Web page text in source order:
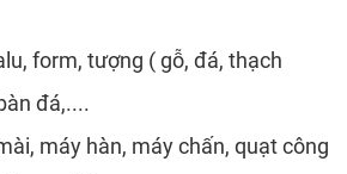
form, tượng ( gỗ, đá, thạch
đá,....
máy hàn, máy chấn, quạt công